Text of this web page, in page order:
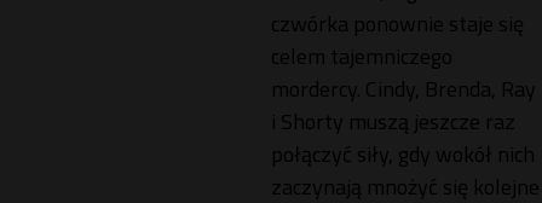
czwórka ponownie staje się
celem tajemniczego
mordercy. Cindy, Brenda, Ray
i Shorty muszą jeszcze raz
połączyć siły, gdy wokół nich
zaczynają mnożyć się kolejne